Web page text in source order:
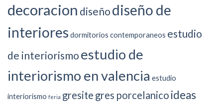
decoracion diseño diseño de
interiores dormitorios contemporaneos estudio
de interiorismo estudio de
interiorismo en valencia estudio
interiorismo feria gresite gres porcelanico ideas